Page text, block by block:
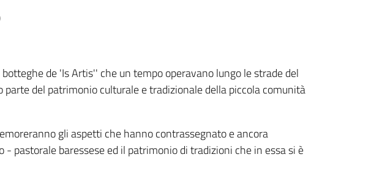
de 'Is Artis'' che un tempo operavano lungo le strade del
del patrimonio culturale e tradizionale della piccola comunità
gli aspetti che hanno contrassegnato e ancora
- pastorale baressese ed il patrimonio di tradizioni che in essa si è